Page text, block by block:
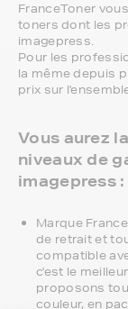
FranceToner
toners dont les
imagepress.
Pour les
la même depuis
prix sur
Vous aurez
niveaux de
imagepress :
Marque
de retrait et
compatible
c'est le
proposons
couleur, en